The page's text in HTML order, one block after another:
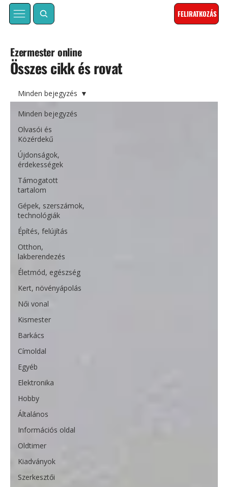
FELIRATKOZÁS
Összes cikk és rovat
Ezermester online
Minden bejegyzés
Olvasói és
Közérdekű
Újdonságok,
érdekességek
Támogatott
tartalom
Gépek, szerszámok,
technológiák
Építés, felújítás
Otthon,
lakberendezés
Életmód, egészség
Kert, növényápolás
Női vonal
Kismester
Barkács
Címoldal
Egyéb
Elektronika
Hobby
Általános
Információs oldal
Oldtimer
Kiadványok
Szerkesztői
Minden bejegyzés